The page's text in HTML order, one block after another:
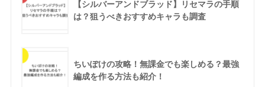
【シルバーアンドブラッド】リセマラの手順
は？狙うべきおすすめキャラも調査
ちいぽけの攻略！無課金でも楽しめる？最強
編成を作る方法も紹介！